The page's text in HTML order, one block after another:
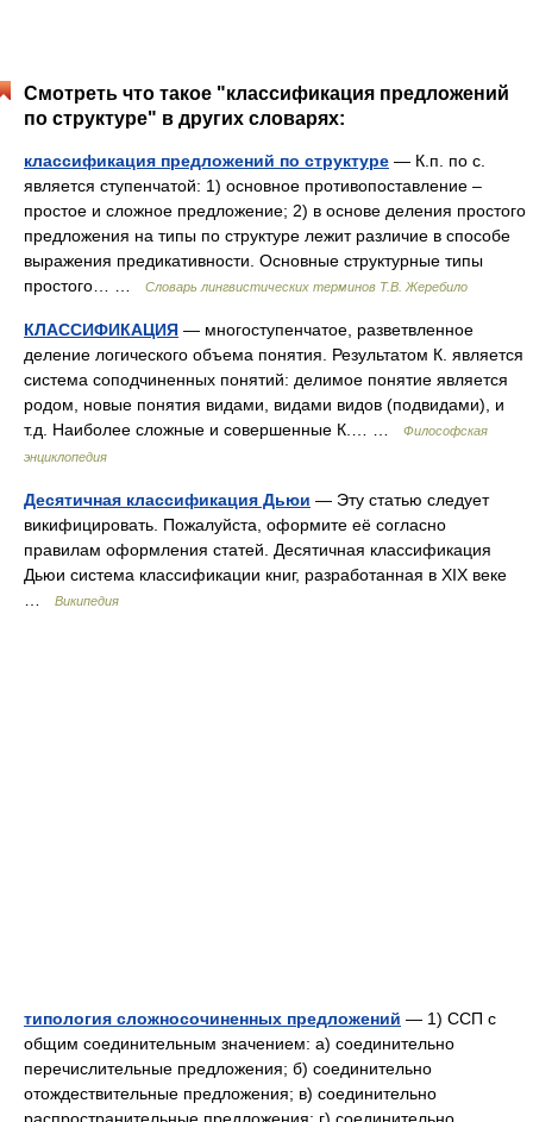
Смотреть что такое "классификация предложений
по структуре" в других словарях:
классификация предложений по структуре — К.п. по с.
является ступенчатой: 1) основное противопоставление –
простое и сложное предложение; 2) в основе деления простого
предложения на типы по структуре лежит различие в способе
выражения предикативности. Основные структурные типы
простого… …
Словарь лингвистических терминов Т.В. Жеребило
КЛАССИФИКАЦИЯ — многоступенчатое, разветвленное
деление логического объема понятия. Результатом К. является
система соподчиненных понятий: делимое понятие является
родом, новые понятия видами, видами видов (подвидами), и
т.д. Наиболее сложные и совершенные К.… …
Философская
энциклопедия
Десятичная классификация Дьюи — Эту статью следует
викифицировать. Пожалуйста, оформите её согласно
правилам оформления статей. Десятичная классификация
Дьюи система классификации книг, разработанная в XIX веке
Википедия
типология сложносочиненных предложений — 1) ССП с
общим соединительным значением: а) соединительно
перечислительные предложения; б) соединительно
отождествительные предложения; в) соединительно